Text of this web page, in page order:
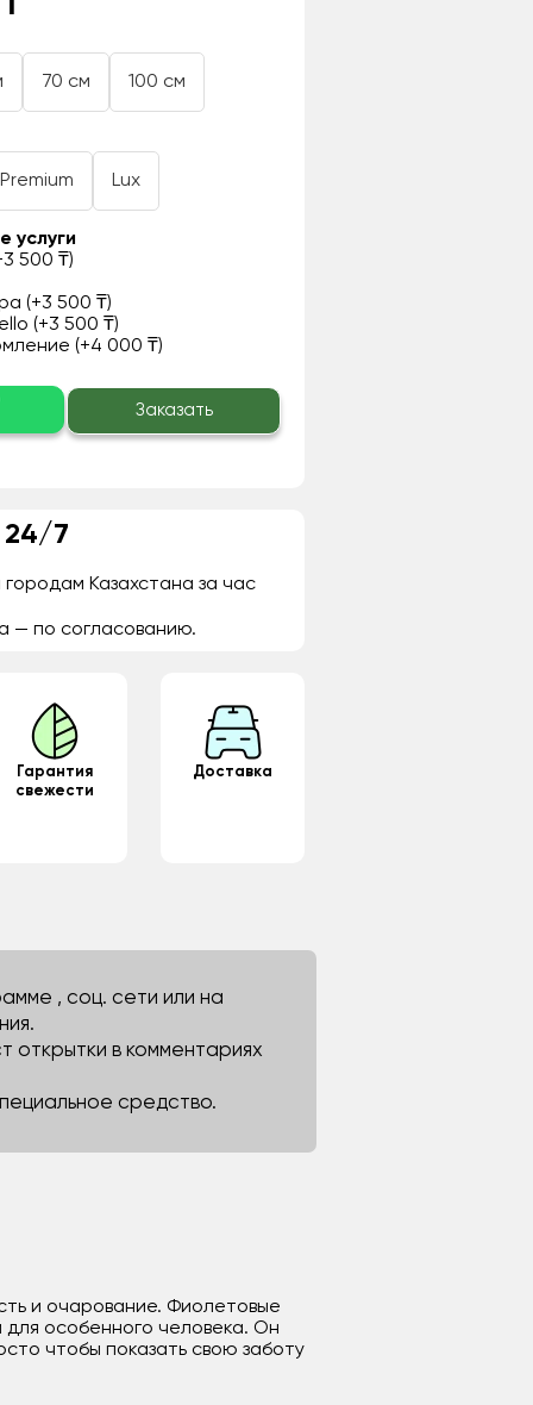
70 см 100 см
Premium Lux
услуги
500 ₸)
(+3 500 ₸)
(+3 500 ₸)
(+4 000 ₸)
Заказать
24/7
Казахстана за час
— по согласованию.
Гарантия
свежести
Доставка
, соц. сети или на
открытки в комментариях
средство.
и очарование. Фиолетовые
особенного человека. Он
чтобы показать свою заботу